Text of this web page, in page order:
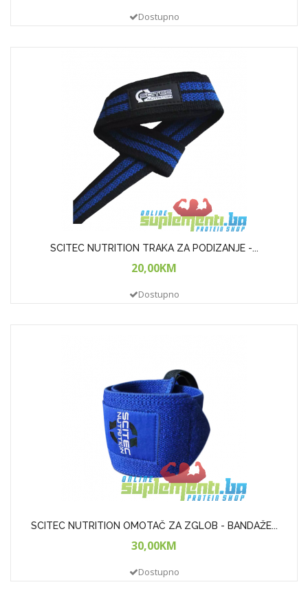
Dostupno
SCITEC NUTRITION TRAKA ZA PODIZANJE -...
20,00KM
Dostupno
SCITEC NUTRITION OMOTAČ ZA ZGLOB - BANDAŽE...
30,00KM
Dostupno